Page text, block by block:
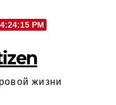
4:24:16 PM
жизни